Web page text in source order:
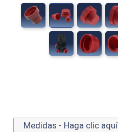
Medidas - Haga clic aquí